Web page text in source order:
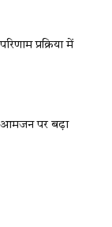
प्रक्रिया में
आमजन पर बढ़ा